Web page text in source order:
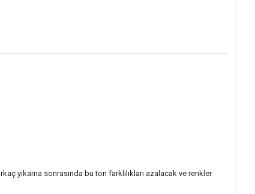
yıkama sonrasında bu ton farklılıkları azalacak ve renkler